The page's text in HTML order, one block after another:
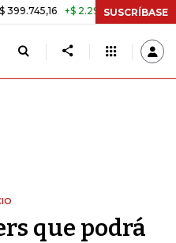
+$ 2.295,71 +0,58%
SUSCRÍBASE
que podrá